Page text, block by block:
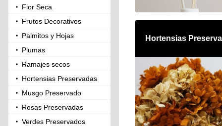
Flor Seca
Frutos Decorativos
Palmitos y Hojas
Plumas
Ramajes secos
Hortensias Preservadas
Musgo Preservado
Rosas Preservadas
Verdes Preservados
Hortensias